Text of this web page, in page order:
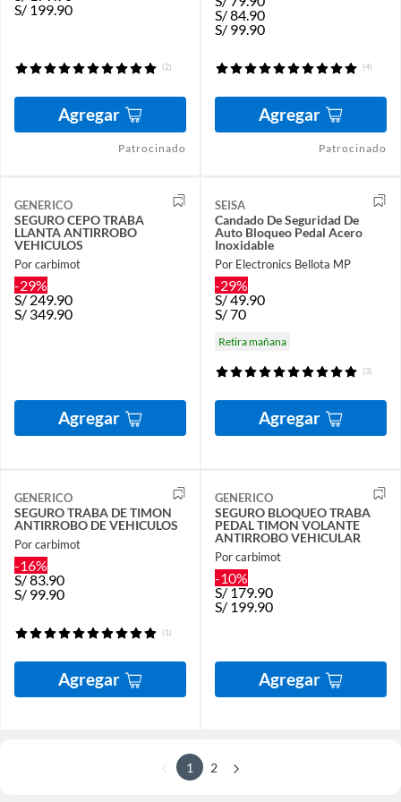
S/ 199.90
(2)
Agregar
Patrocinado
S/84.90
S/ 99.90
(4)
Agregar
Patrocinado
GENERICO
SEGURO CEPO TRABA
LLANTA ANTIRROBO
VEHICULOS
Por carbimot
-29%
S/ 249.90
S/ 349.90
Agregar
SEISA
Candado De Seguridad De
Auto Bloqueo Pedal Acero
Inoxidable
Por Electronics Bellota MP
-29%
S/49.90
S/70
Retira mañana
(3)
Agregar
GENERICO
SEGURO TRABA DE TIMON
ANTIRROBO DE VEHICULOS
Por carbimot
-16%
S/83.90
S/ 99.90
(1)
Agregar
GENERICO
SEGURO BLOQUEO TRABA
PEDAL TIMON VOLANTE
ANTIRROBO VEHICULAR
Por carbimot
-10%
S/ 179.90
S/ 199.90
Agregar
1 2